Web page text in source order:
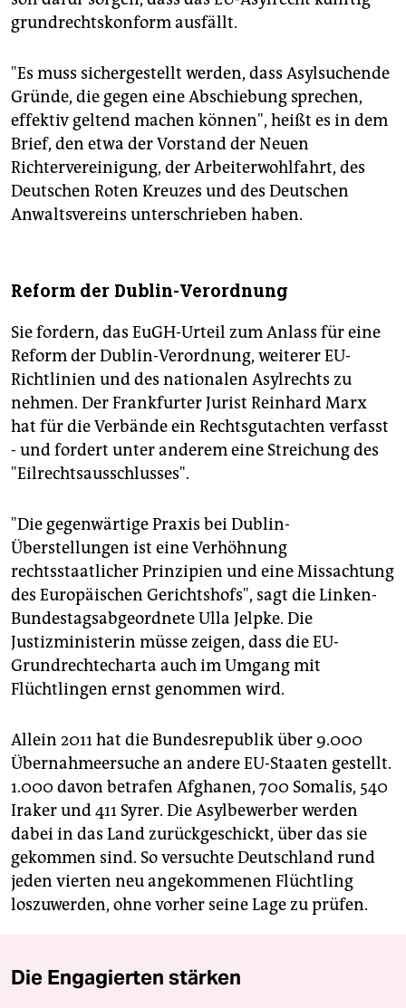
grundrechtskonform ausfällt.
"Es muss sichergestellt werden, dass Asylsuchende
Gründe, die gegen eine Abschiebung sprechen,
effektiv geltend machen können", heißt es in dem
Brief, den etwa der Vorstand der Neuen
Richtervereinigung, der Arbeiterwohlfahrt, des
Deutschen Roten Kreuzes und des Deutschen
Anwaltsvereins unterschrieben haben.
Reform der Dublin-Verordnung
Sie fordern, das EuGH-Urteil zum Anlass für eine
Reform der Dublin-Verordnung, weiterer EU-
Richtlinien und des nationalen Asylrechts zu
nehmen. Der Frankfurter Jurist Reinhard Marx
hat für die Verbände ein Rechtsgutachten verfasst
- und fordert unter anderem eine Streichung des
"Eilrechtsausschlusses".
"Die gegenwärtige Praxis bei Dublin-
Überstellungen ist eine Verhöhnung
rechtsstaatlicher Prinzipien und eine Missachtung
des Europäischen Gerichtshofs", sagt die Linken-
Bundestagsabgeordnete Ulla Jelpke. Die
Justizministerin müsse zeigen, dass die EU-
Grundrechtecharta auch im Umgang mit
Flüchtlingen ernst genommen wird.
Allein 2011 hat die Bundesrepublik über 9.000
Übernahmeersuche an andere EU-Staaten gestellt.
1.000 davon betrafen Afghanen, 700 Somalis, 540
Iraker und 411 Syrer. Die Asylbewerber werden
dabei in das Land zurückgeschickt, über das sie
gekommen sind. So versuchte Deutschland rund
jeden vierten neu angekommenen Flüchtling
loszuwerden, ohne vorher seine Lage zu prüfen.
Die Engagierten stärken